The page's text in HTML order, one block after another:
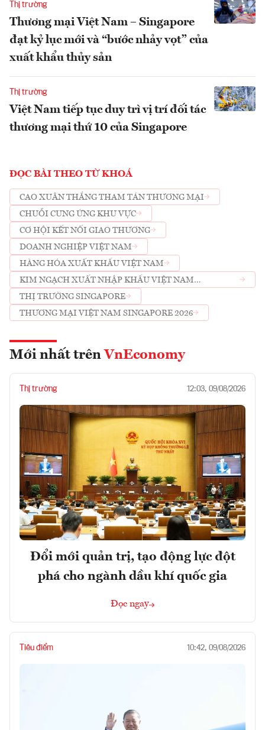
Thị trường
Thương mại Việt Nam – Singapore
đạt kỷ lục mới và “bước nhảy vọt” của
xuất khẩu thủy sản
Thị trường
Việt Nam tiếp tục duy trì vị trí đối tác
thương mại thứ 10 của Singapore
ĐỌC BÀI THEO TỪ KHOÁ
CAO XUÂN THẮNG THAM TÁN THƯƠNG MẠI
CHUỖI CUNG ỨNG KHU VỰC
CƠ HỘI KẾT NỐI GIAO THƯƠNG
DOANH NGHIỆP VIỆT NAM
HÀNG HÓA XUẤT KHẨU VIỆT NAM
KIM NGẠCH XUẤT NHẬP KHẨU VIỆT NAM
SINGAPORE
THỊ TRƯỜNG SINGAPORE
THƯƠNG MẠI VIỆT NAM SINGAPORE 2026
Mới nhất trên VnEconomy
Thị trường 12:03, 09/08/2026
Đổi mới quản trị, tạo động lực đột
phá cho ngành dầu khí quốc gia
Đọc ngay
Tiêu điểm 10:42, 09/08/2026